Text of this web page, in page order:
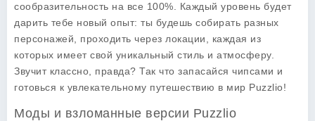
сообразительность на все 100%. Каждый уровень будет
дарить тебе новый опыт: ты будешь собирать разных
персонажей, проходить через локации, каждая из
которых имеет свой уникальный стиль и атмосферу.
Звучит классно, правда? Так что запасайся чипсами и
готовься к увлекательному путешествию в мир Puzzlio!
Моды и взломанные версии Puzzlio